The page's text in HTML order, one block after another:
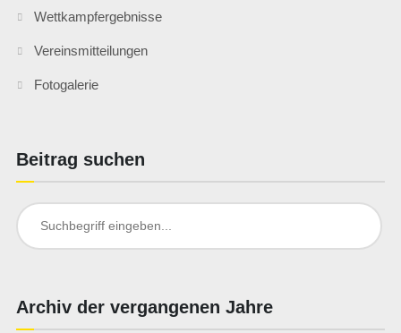
Wettkampfergebnisse
Vereinsmitteilungen
Fotogalerie
Beitrag suchen
Search
for:
Archiv der vergangenen Jahre